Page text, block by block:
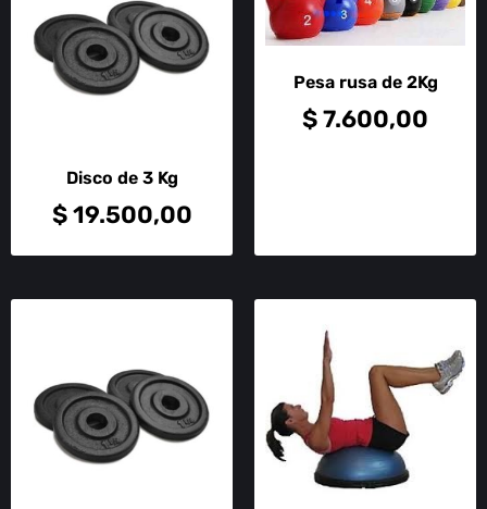
Disco de 3 Kg
$19.500,00
Pesa rusa de 2Kg
$7.600,00